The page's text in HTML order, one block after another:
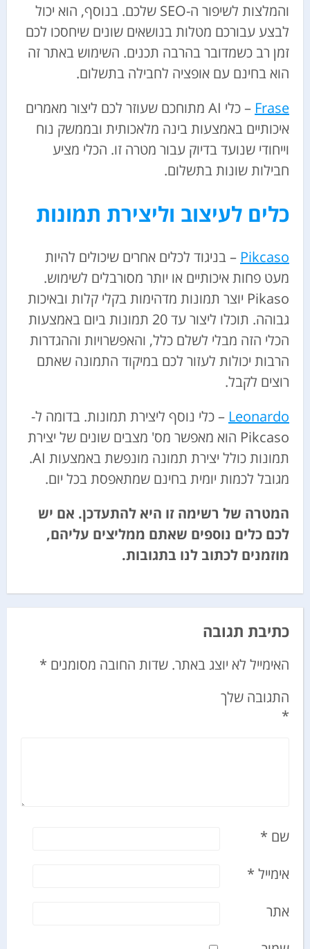
והמלצות לשיפור ה-SEO שלכם. בנוסף, הוא יכול
לבצע עבורכם מטלות בנושאים שונים שיחסכו לכם
זמן רב כשמדובר בהרבה תכנים. השימוש באתר זה
הוא בחינם עם אופציה לחבילה בתשלום.
Frase
– כלי AI מתוחכם שעוזר לכם ליצור מאמרים
איכותיים באמצעות בינה מלאכותית ובממשק נוח
וייחודי שנועד בדיוק עבור מטרה זו. הכלי מציע
חבילות שונות בתשלום.
כלים לעיצוב וליצירת תמונות
Pikcaso – בניגוד לכלים אחרים שיכולים להיות
מעט פחות איכותיים או יותר מסורבלים לשימוש.
Pikaso יוצר תמונות מדהימות בקלי קלות ובאיכות
גבוהה. תוכלו ליצור עד 20 תמונות ביום באמצעות
הכלי הזה מבלי לשלם כלל, והאפשרויות וההגדרות
הרבות יכולות לעזור לכם במיקוד התמונה שאתם
רוצים לקבל.
Leonardo – כלי נוסף ליצירת תמונות. בדומה ל-
Pikcaso הוא מאפשר מס' מצבים שונים של יצירת
תמונות כולל יצירת תמונה מונפשת באמצעות AI.
מגובל לכמות יומית בחינם שמתאפסת בכל יום.
המטרה של רשימה זו היא להתעדכן. אם יש
לכם כלים נוספים שאתם ממליצים עליהם,
מוזמנים לכתוב לנו בתגובות.
כתיבת תגובה
האימייל לא יוצג באתר. שדות החובה מסומנים *
התגובה שלך
*
שם *
אימייל *
אתר